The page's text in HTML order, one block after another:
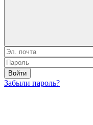
Войти
Забыли пароль?